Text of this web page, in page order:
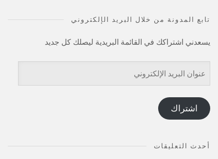
تابع المدونة من خلال البريد الإلكتروني
يسعدني اشتراكك في القائمة البريدية ليصلك كل جديد
عنوان
البريد
الإلكتروني
اشتراك
أحدث التعليقات